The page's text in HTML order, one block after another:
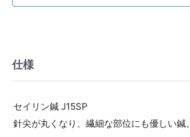
仕様
セイリン鍼 J15SP
針尖が丸くなり、繊細な部位にも優しい鍼。